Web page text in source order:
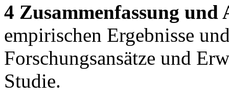
4 Zusammenfassung und
empirischen Ergebnisse
Forschungsansätze und
Studie.